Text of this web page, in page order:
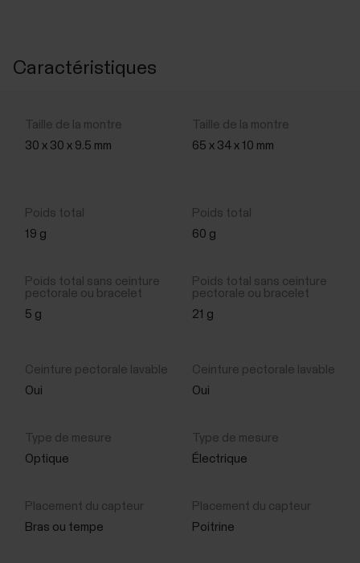
Caractéristiques
30 x 30 x 9.5 mm 65 x 34 x 10 mm
19 g 60 g
5 g 21 g
Oui Oui
Optique Électrique
Bras ou tempe Poitrine